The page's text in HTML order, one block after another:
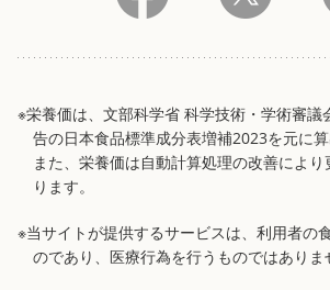
※栄養価は、文部科学省 科学技術・学術審議
告の日本食品標準成分表増補2023を元に算
また、栄養価は自動計算処理の改善によ
ります。
※当サイトが提供するサービスは、利用者の
のであり、医療行為を行うものではありま